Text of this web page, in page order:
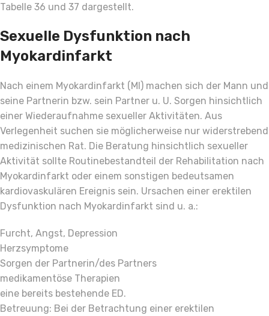
Tabelle 36 und 37 dargestellt.
Sexuelle Dysfunktion nach
Myokardinfarkt
Nach einem Myokardinfarkt (MI) machen sich der Mann und
seine Partnerin bzw. sein Partner u. U. Sorgen hinsichtlich
einer Wiederaufnahme sexueller Aktivitäten. Aus
Verlegenheit suchen sie möglicherweise nur widerstrebend
medizinischen Rat. Die Beratung hinsichtlich sexueller
Aktivität sollte Routinebestandteil der Rehabilitation nach
Myokardinfarkt oder einem sonstigen bedeutsamen
kardiovaskulären Ereignis sein. Ursachen einer erektilen
Dysfunktion nach Myokardinfarkt sind u. a.:
Furcht, Angst, Depression
Herzsymptome
Sorgen der Partnerin/des Partners
medikamentöse Therapien
eine bereits bestehende ED.
Betreuung: Bei der Betrachtung einer erektilen